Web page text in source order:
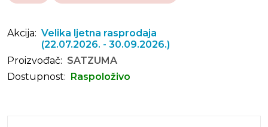
Akcija: Velika ljetna rasprodaja
(22.07.2026. - 30.09.2026.)
Proizvođač: SATZUMA
Dostupnost:
Raspoloživo